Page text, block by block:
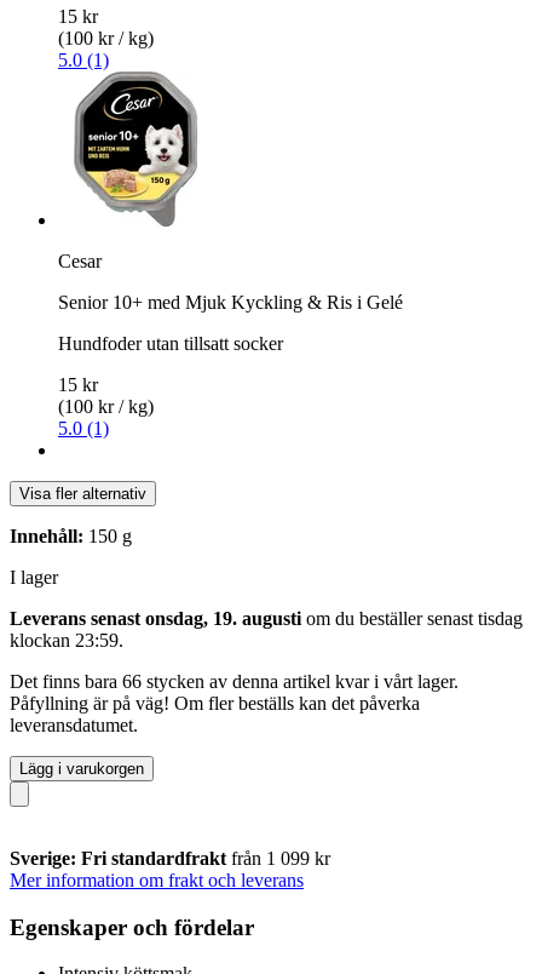
15 kr
(100 kr / kg)
5.0 (1)
Cesar
Senior 10+ med Mjuk Kyckling & Ris i Gelé
Hundfoder utan tillsatt socker
15 kr
(100 kr / kg)
5.0 (1)
Visa fler alternativ
Innehåll: 150 g
I lager
Leverans senast onsdag, 19. augusti om du beställer senast tisdag
klockan 23:59.
Det finns bara 66 stycken av denna artikel kvar i vårt lager.
Påfyllning är på väg! Om fler beställs kan det påverka
leveransdatumet.
Lägg i varukorgen
Sverige: Fri standardfrakt från 1 099 kr
Mer information om frakt och leverans
Egenskaper och fördelar